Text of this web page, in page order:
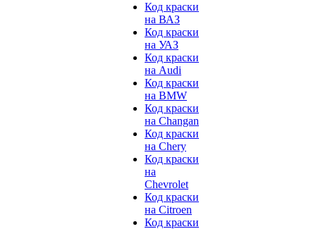
Код краски
на ВАЗ
Код краски
на УАЗ
Код краски
на Audi
Код краски
на BMW
Код краски
на Changan
Код краски
на Chery
Код краски
на
Chevrolet
Код краски
на Citroen
Код краски